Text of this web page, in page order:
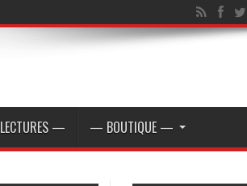
— — BOUTIQUE —